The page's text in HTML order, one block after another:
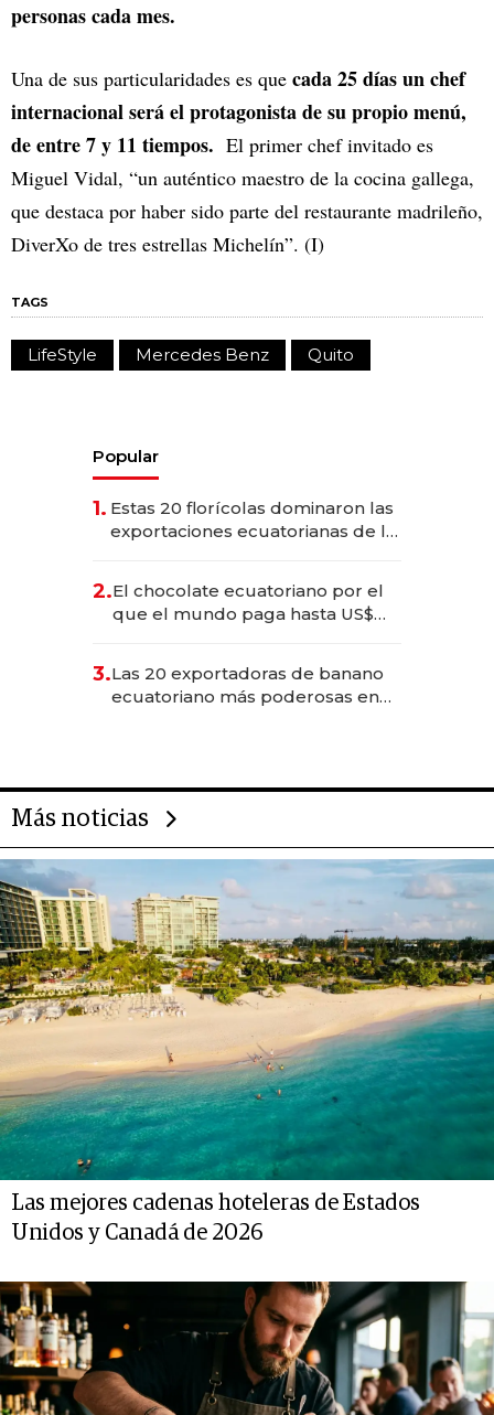
personas cada mes.
Una de sus particularidades es que cada 25 días un chef
internacional será el protagonista de su propio menú,
de entre 7 y 11 tiempos. El primer chef invitado es
Miguel Vidal, “un auténtico maestro de la cocina gallega,
que destaca por haber sido parte del restaurante madrileño,
DiverXo de tres estrellas Michelín”. (I)
TAGS
LifeStyle Mercedes Benz Quito
Popular
1. Estas 20 florícolas dominaron las
exportaciones ecuatorianas de la
2.El chocolate ecuatoriano por el
que el mundo paga hasta US$
3.Las 20 exportadoras de banano
ecuatoriano más poderosas en
Más noticias
Las mejores cadenas hoteleras de Estados
Unidos y Canadá de 2026